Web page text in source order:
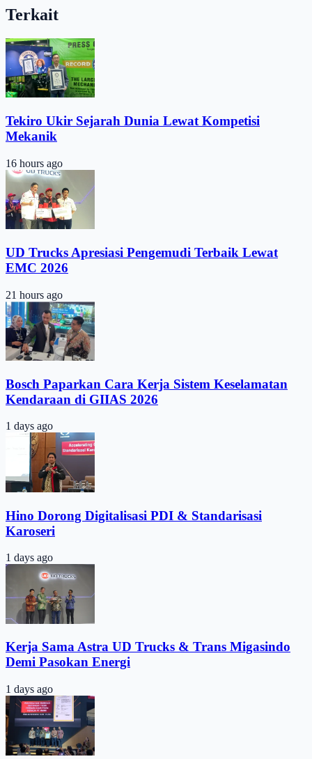
Terkait
Tekiro Ukir Sejarah Dunia Lewat Kompetisi
Mekanik
16 hours ago
UD Trucks Apresiasi Pengemudi Terbaik Lewat
EMC 2026
21 hours ago
Bosch Paparkan Cara Kerja Sistem Keselamatan
Kendaraan di GIIAS 2026
1 days ago
Hino Dorong Digitalisasi PDI & Standarisasi
Karoseri
1 days ago
Kerja Sama Astra UD Trucks & Trans Migasindo
Demi Pasokan Energi
1 days ago